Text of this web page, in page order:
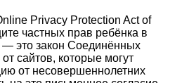
Privacy Protection Act of
частных прав ребёнка в
— это закон Соединённых
сайтов, которые могут
от несовершеннолетних